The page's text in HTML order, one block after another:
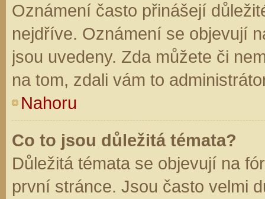
Oznámení často přinášejí
nejdříve. Oznámení se objevují
jsou uvedeny. Zda můžete či
na tom, zdali vám to
Nahoru
Co to jsou důležitá témata?
Důležitá témata se objevují na
první stránce. Jsou často velmi